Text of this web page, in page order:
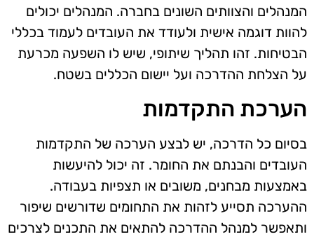
המנהלים והצוותים השונים בחברה. המנהלים יכולים
להוות דוגמה אישית ולעודד את העובדים לעמוד בכללי
הבטיחות. זהו תהליך שיתופי, שיש לו השפעה מכרעת
על הצלחת ההדרכה ועל יישום הכללים בשטח.
הערכת התקדמות
בסיום כל הדרכה, יש לבצע הערכה של התקדמות
העובדים והבנתם את החומר. זה יכול להיעשות
באמצעות מבחנים, משובים או תצפיות בעבודה.
ההערכה תסייע לזהות את התחומים שדורשים שיפור
ותאפשר למנהל ההדרכה להתאים את התכנים לצרכים